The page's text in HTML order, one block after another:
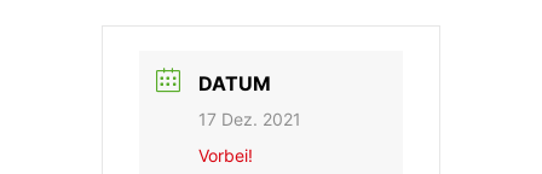
DATUM
17 Dez. 2021
Vorbei!